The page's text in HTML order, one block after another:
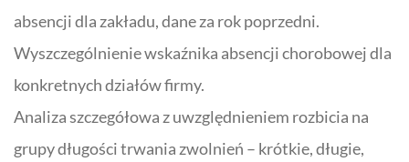
absencji dla zakładu, dane za rok poprzedni.
Wyszczególnienie wskaźnika absencji chorobowej dla
konkretnych działów firmy.
Analiza szczegółowa z uwzględnieniem rozbicia na
grupy długości trwania zwolnień – krótkie, długie,